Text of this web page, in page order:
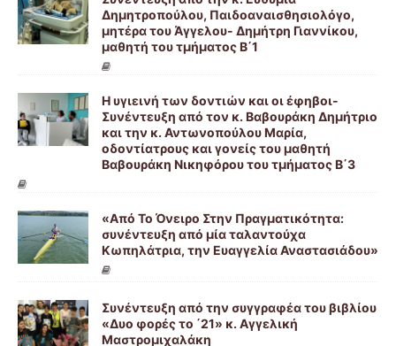
Δημητροπούλου, Παιδοαναισθησιολόγο,
μητέρα του Άγγελου- Δημήτρη Γιαννίκου,
μαθητή του τμήματος Β΄1
Η υγιεινή των δοντιών και οι έφηβοι-
Συνέντευξη από τον κ. Βαβουράκη Δημήτριο
και την κ. Αντωνοπούλου Μαρία,
οδοντίατρους και γονείς του μαθητή
Βαβουράκη Νικηφόρου του τμήματος Β΄3
«Από Το Όνειρο Στην Πραγματικότητα:
συνέντευξη από μία ταλαντούχα
Κωπηλάτρια, την Ευαγγελία Αναστασιάδου»
Συνέντευξη από την συγγραφέα του βιβλίου
«Δυο φορές το ΄21» κ. Αγγελική
Μαστρομιχαλάκη